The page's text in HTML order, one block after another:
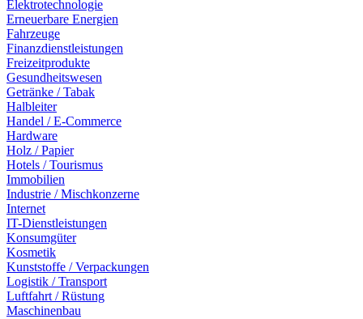
Elektrotechnologie
Erneuerbare Energien
Fahrzeuge
Finanzdienstleistungen
Freizeitprodukte
Gesundheitswesen
Getränke / Tabak
Halbleiter
Handel / E-Commerce
Hardware
Holz / Papier
Hotels / Tourismus
Immobilien
Industrie / Mischkonzerne
Internet
IT-Dienstleistungen
Konsumgüter
Kosmetik
Kunststoffe / Verpackungen
Logistik / Transport
Luftfahrt / Rüstung
Maschinenbau